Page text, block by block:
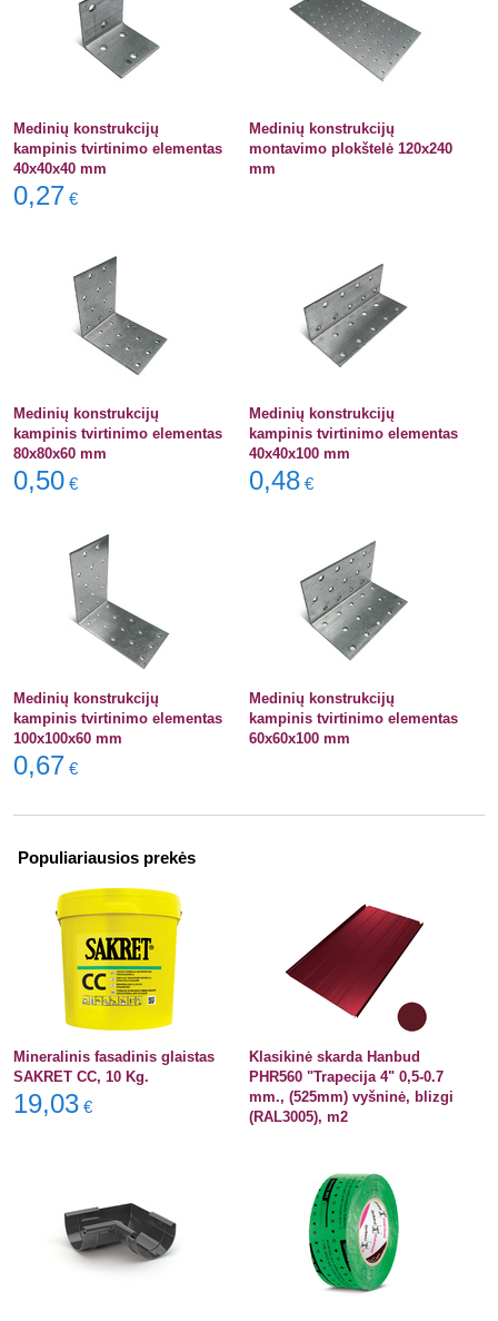
Medinių konstrukcijų
kampinis tvirtinimo elementas
40x40x40 mm
0,27 €
Medinių konstrukcijų
montavimo plokštelė 120x240
mm
Medinių konstrukcijų
kampinis tvirtinimo elementas
80x80x60 mm
0,50 €
Medinių konstrukcijų
kampinis tvirtinimo elementas
40x40x100 mm
0,48 €
Medinių konstrukcijų
kampinis tvirtinimo elementas
100x100x60 mm
0,67 €
Medinių konstrukcijų
kampinis tvirtinimo elementas
60x60x100 mm
Populiariausios prekės
Mineralinis fasadinis glaistas
SAKRET CC, 10 Kg.
19,03 €
Klasikinė skarda Hanbud
PHR560 "Trapecija 4" 0,5-0.7
mm., (525mm) vyšninė, blizgi
(RAL3005), m2